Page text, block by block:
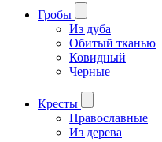
Гробы
Из дуба
Обитый тканью
Ковидный
Черные
Кресты
Православные
Из дерева